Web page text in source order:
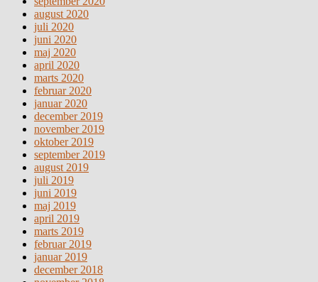
august 2020
juli 2020
juni 2020
maj 2020
april 2020
marts 2020
februar 2020
januar 2020
december 2019
november 2019
oktober 2019
september 2019
august 2019
juli 2019
juni 2019
maj 2019
april 2019
marts 2019
februar 2019
januar 2019
december 2018